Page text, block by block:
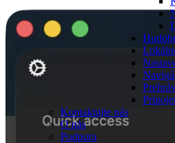
Kontaktujte nás
O nás
Podpora